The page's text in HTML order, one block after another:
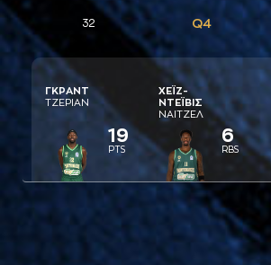
32 Q4
ΓΚΡAΝΤ
ΤΖΕΡΙAΝ
19
PTS
ΧΕΪΖ-
ΝΤΕΪΒΙΣ
ΝAΙΤΖΕΛ
6
RBS